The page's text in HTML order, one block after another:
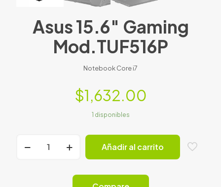
Asus 15.6″ Gaming
Mod.TUF516P
Notebook Core i7
$1,632.00
1 disponibles
15.6"
Añadir al carrito